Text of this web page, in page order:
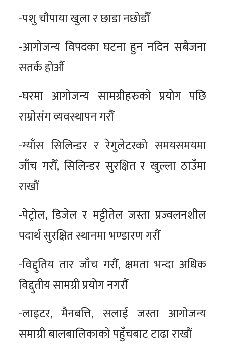
-पशु चौपाया खुला र छाडा नछोडौँ
-आगोजन्य विपदका घटना हुन नदिन सबैजना
सतर्क होऔं
-घरमा आगोजन्य सामग्रीहरुको प्रयोग पछि
राम्रोसंग व्यवस्थापन गरौँ
-ग्याँस सिलिन्डर र रेगुलेटरको समयसमयमा
जाँच गरौँ, सिलिन्डर सुरक्षित र खुल्ला ठाउँमा
राखौं
-पेट्रोल, डिजेल र मट्टीतेल जस्ता प्रज्वलनशील
पदार्थ सुरक्षित स्थानमा भण्डारण गरौँ
-विद्दुतिय तार जाँच गरौँ, क्षमता भन्दा अधिक
विद्दुतीय सामग्री प्रयोग नगरौं
-लाइटर, मैनबत्ति, सलाई जस्ता आगोजन्य
समाग्री बालबालिकाको पहुँचबाट टाढा राखौं